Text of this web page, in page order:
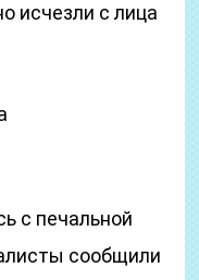
исчезли с лица
с печальной
сообщили